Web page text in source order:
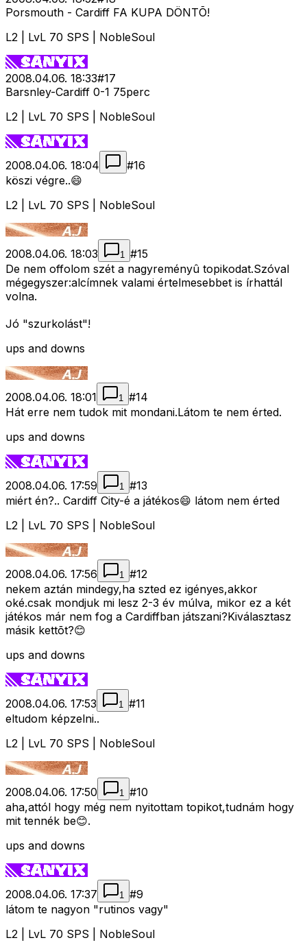
Porsmouth - Cardiff FA KUPA DÖNTÕ!
L2 | LvL 70 SPS | NobleSoul
2008.04.06. 18:33#17
Barsnley-Cardiff 0-1 75perc
L2 | LvL 70 SPS | NobleSoul
2008.04.06. 18:04 #16
köszi végre..😄
L2 | LvL 70 SPS | NobleSoul
2008.04.06. 18:03 1 #15
De nem offolom szét a nagyreményû topikodat.Szóval
mégegyszer:alcímnek valami értelmesebbet is írhattál
volna.
Jó "szurkolást"!
ups and downs
2008.04.06. 18:01 1 #14
Hát erre nem tudok mit mondani.Látom te nem érted.
ups and downs
2008.04.06. 17:59 1 #13
miért én?.. Cardiff City-é a játékos😄 látom nem érted
L2 | LvL 70 SPS | NobleSoul
2008.04.06. 17:56 1 #12
nekem aztán mindegy,ha szted ez igényes,akkor
oké.csak mondjuk mi lesz 2-3 év múlva, mikor ez a két
játékos már nem fog a Cardiffban játszani?Kiválasztasz
másik kettõt?😊
ups and downs
2008.04.06. 17:53 1 #11
eltudom képzelni..
L2 | LvL 70 SPS | NobleSoul
2008.04.06. 17:50 1 #10
aha,attól hogy még nem nyitottam topikot,tudnám hogy
mit tennék be😊.
ups and downs
2008.04.06. 17:37 1 #9
látom te nagyon "rutinos vagy"
L2 | LvL 70 SPS | NobleSoul